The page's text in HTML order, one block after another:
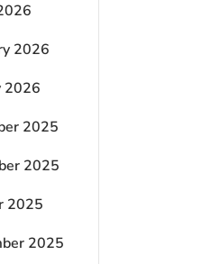
2026
2026
2025
2025
2025
2025